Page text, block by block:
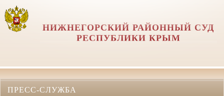
НИЖНЕГОРСКИЙ РАЙОННЫЙ СУД
РЕСПУБЛИКИ КРЫМ
ПРЕСС-СЛУЖБА